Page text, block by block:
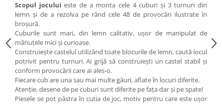
Scopul jocului este de a monta cele 4 cuburi și 3 turnuri din
lemn și de a rezolva pe rând cele 48 de provocări ilustrate în
broșură.
Cuburile sunt mari, din lemn calitativ, ușor de manipulat de
mânuțele mici și curioase.
Construiește castelul utilizând toate blocurile de lemn, caută locul
potrivit pentru turnuri. Ai grijă să construiești un castel stabil și
conform provocării care ai ales-o.
Fiecare cub are una sau mai multe găuri, aflate în locuri diferite.
Atenție, desene de pe cuburi sunt diferite pe fața dar și pe spate!
Piesele se pot păstra în cutia de joc, motiv pentru care este ușor